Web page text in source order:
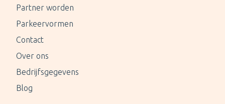
Partner worden
Parkeervormen
Contact
Over ons
Bedrijfsgegevens
Blog